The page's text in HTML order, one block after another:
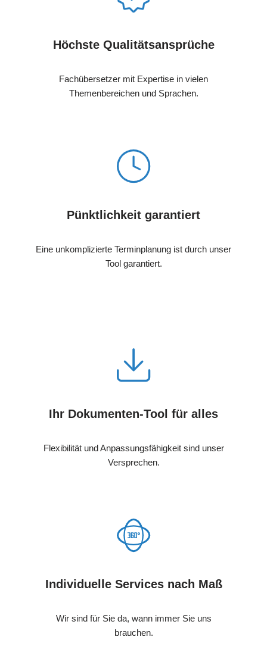
Höchste Qualitätsansprüche
Fachübersetzer mit Expertise in vielen
Themenbereichen und Sprachen.
Pünktlichkeit garantiert
Eine unkomplizierte Terminplanung ist durch unser
Tool garantiert.
Ihr Dokumenten-Tool für alles
Flexibilität und Anpassungsfähigkeit sind unser
Versprechen.
Individuelle Services nach Maß
Wir sind für Sie da, wann immer Sie uns
brauchen.